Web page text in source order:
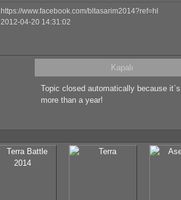
https://www.facebook.com/bltasarim2014?ref=hl
2012-04-20 14:31:02
Kapalı
Topic closed automatically because
more than a year!